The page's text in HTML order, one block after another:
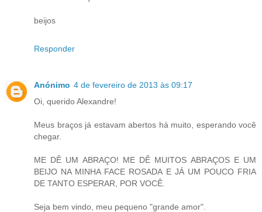
beijos
Responder
Anónimo 4 de fevereiro de 2013 às 09:17
Oi, querido Alexandre!
Meus braços já estavam abertos há muito, esperando você
chegar.
ME DÊ UM ABRAÇO! ME DÊ MUITOS ABRAÇOS E UM
BEIJO NA MINHA FACE ROSADA E JÁ UM POUCO FRIA
DE TANTO ESPERAR, POR VOCÊ.
Seja bem vindo, meu pequeno "grande amor".